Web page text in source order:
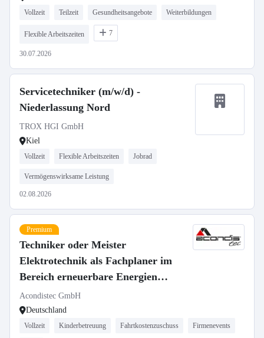
Vollzeit Teilzeit Gesundheitsangebote Weiterbildungen
Flexible Arbeitszeiten 7
30.07.2026
Servicetechniker (m/w/d) -
Niederlassung Nord
TROX HGI GmbH
Kiel
Vollzeit Flexible Arbeitszeiten Jobrad
Vermögenswirksame Leistung
02.08.2026
Premium
Techniker oder Meister
Elektrotechnik als Fachplaner im
Bereich erneuerbare Energien
(m/w/d)
Acondistec GmbH
Deutschland
Vollzeit Kinderbetreuung Fahrtkostenzuschuss Firmenevents